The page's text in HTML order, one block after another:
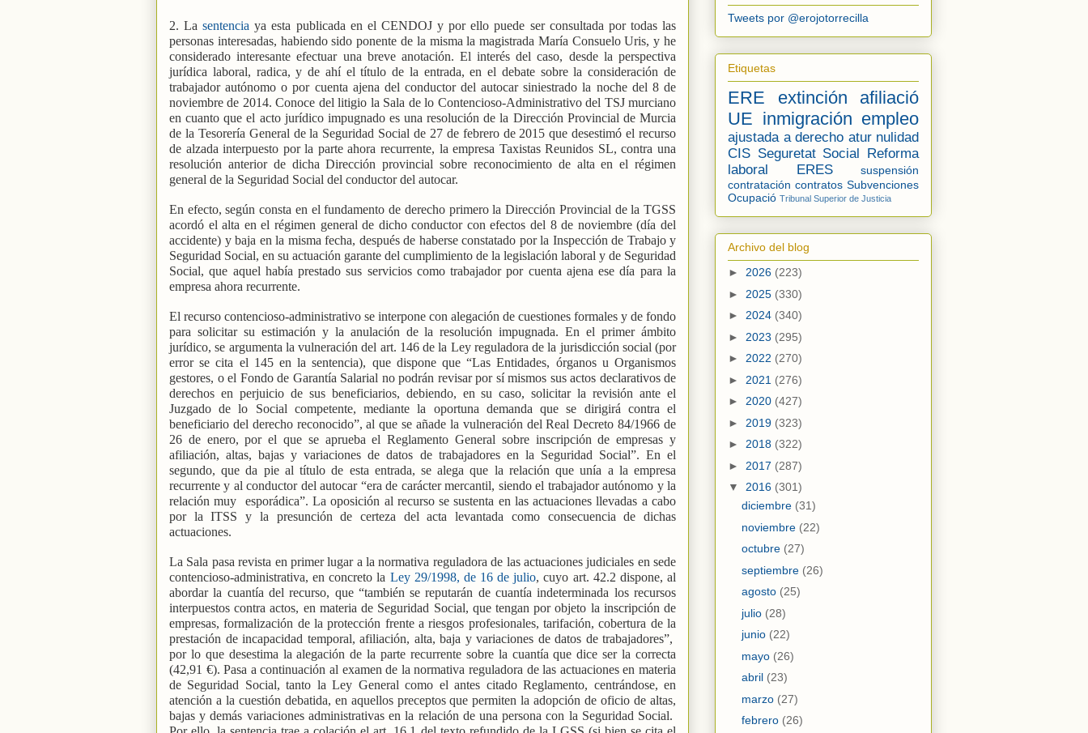
2. Lasentenciaya esta publicada en el CENDOJ y por ello puede ser consultada por todas las
personas interesadas, habiendo sido ponente de la misma la magistrada María Consuelo Uris, y he
considerado interesante efectuar una breve anotación. El interés del caso, desde la perspectiva
jurídica laboral, radica, y de ahí el título de la entrada, en el debate sobre la consideración de
trabajador autónomo o por cuenta ajena del conductor del autocar siniestrado la noche del 8 de
noviembre de 2014. Conoce del litigio la Sala de lo Contencioso-Administrativo del TSJ murciano
en cuanto que el acto jurídico impugnado es una resolución de la Dirección Provincial de Murcia
de la Tesorería General de la Seguridad Social de 27 de febrero de 2015 que desestimó el recurso
de alzada interpuesto por la parte ahora recurrente, la empresa Taxistas Reunidos SL, contra una
resolución anterior de dicha Dirección provincial sobre reconocimiento de alta en el régimen
general de la Seguridad Social del conductor del autocar.
En efecto, según consta en el fundamento de derecho primero la Dirección Provincial de la TGSS
acordó el alta en el régimen general de dicho conductor con efectos del 8 de noviembre (día del
accidente) y baja en la misma fecha, después de haberse constatado por la Inspección de Trabajo y
Seguridad Social, en su actuación garante del cumplimiento de la legislación laboral y de Seguridad
Social, que aquel había prestado sus servicios como trabajador por cuenta ajena ese día para la
empresa ahora recurrente.
El recurso contencioso-administrativo se interpone con alegación de cuestiones formales y de fondo
para solicitar su estimación y la anulación de la resolución impugnada. En el primer ámbito
jurídico, se argumenta la vulneración del art. 146 de la Ley reguladora de la jurisdicción social (por
error se cita el 145 en la sentencia), que dispone que “Las Entidades, órganos u Organismos
gestores, o el Fondo de Garantía Salarial no podrán revisar por sí mismos sus actos declarativos de
derechos en perjuicio de sus beneficiarios, debiendo, en su caso, solicitar la revisión ante el
Juzgado de lo Social competente, mediante la oportuna demanda que se dirigirá contra el
beneficiario del derecho reconocido”, al que se añade la vulneración del Real Decreto 84/1966 de
26 de enero, por el que se aprueba el Reglamento General sobre inscripción de empresas y
afiliación, altas, bajas y variaciones de datos de trabajadores en la Seguridad Social”. En el
segundo, que da pie al título de esta entrada, se alega que la relación que unía a la empresa
recurrente y al conductor del autocar “era de carácter mercantil, siendo el trabajador autónomo y la
relación muy
esporádica”. La oposición al recurso se sustenta en las actuaciones llevadas a cabo
por la ITSS y la presunción de certeza del acta levantada como consecuencia de dichas
actuaciones.
La Sala pasa revista en primer lugar a la normativa reguladora de las actuaciones judiciales en sede
contencioso-administrativa, en concreto la Ley 29/1998, de 16 de julio, cuyo art. 42.2 dispone, al
abordar la cuantía del recurso, que “también se reputarán de cuantía indeterminada los recursos
interpuestos contra actos, en materia de Seguridad Social, que tengan por objeto la inscripción de
empresas, formalización de la protección frente a riesgos profesionales, tarifación, cobertura de la
prestación de incapacidad temporal, afiliación, alta, baja y variaciones de datos de trabajadores”,
por lo que desestima la alegación de la parte recurrente sobre la cuantía que dice ser la correcta
(42,91 €). Pasa a continuación al examen de la normativa reguladora de las actuaciones en materia
de Seguridad Social, tanto la Ley General como el antes citado Reglamento, centrándose, en
atención a la cuestión debatida, en aquellos preceptos que permiten la adopción de oficio de altas,
bajas y demás variaciones administrativas en la relación de una persona con la Seguridad Social.
Tweets por @erojotorrecilla
Etiquetas
ERE extinción
afiliació
UE inmigración empleo
ajustada a derecho atur nulidad
CIS Seguretat Social Reforma
laboral
ERES
suspensión
contratación contratos Subvenciones
Ocupació Tribunal Superior de Justicia
Archivo del blog
► 2026 (223)
► 2025 (330)
► 2024 (340)
► 2023 (295)
► 2022 (270)
► 2021 (276)
► 2020 (427)
► 2019 (323)
► 2018 (322)
► 2017 (287)
▼ 2016 (301)
diciembre (31)
noviembre (22)
octubre (27)
septiembre (26)
agosto (25)
julio (28)
junio (22)
mayo (26)
abril (23)
marzo (27)
febrero (26)